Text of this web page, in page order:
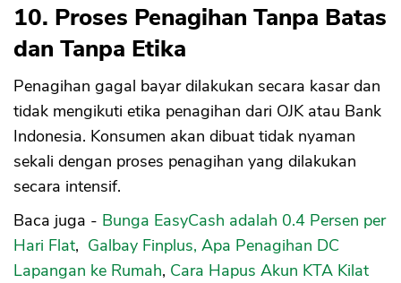
10. Proses Penagihan Tanpa Batas
dan Tanpa Etika
Penagihan gagal bayar dilakukan secara kasar dan
tidak mengikuti etika penagihan dari OJK atau Bank
Indonesia. Konsumen akan dibuat tidak nyaman
sekali dengan proses penagihan yang dilakukan
secara intensif.
Baca juga - Bunga EasyCash adalah 0.4 Persen per
Hari Flat, Galbay Finplus, Apa Penagihan DC
Lapangan ke Rumah, Cara Hapus Akun KTA Kilat